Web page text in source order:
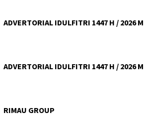
ADVERTORIAL IDULFITRI 1447 H / 2026 M
ADVERTORIAL IDULFITRI 1447 H / 2026 M
RIMAU GROUP